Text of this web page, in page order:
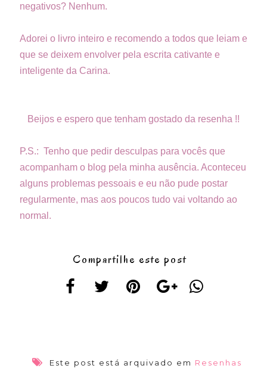
negativos? Nenhum.
Adorei o livro inteiro e recomendo a todos que leiam e
que se deixem envolver pela escrita cativante e
inteligente da Carina.
Beijos e espero que tenham gostado da resenha !!
P.S.: Tenho que pedir desculpas para vocês que
acompanham o blog pela minha ausência. Aconteceu
alguns problemas pessoais e eu não pude postar
regularmente, mas aos poucos tudo vai voltando ao
normal.
Compartilhe este post
Este post está arquivado em Resenhas